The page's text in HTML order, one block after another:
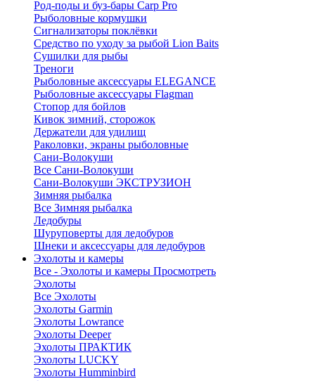
Род-поды и буз-бары Carp Pro
Рыболовные кормушки
Сигнализаторы поклёвки
Средство по уходу за рыбой Lion Baits
Сушилки для рыбы
Треноги
Рыболовные аксессуары ELEGANCE
Рыболовные аксессуары Flagman
Стопор для бойлов
Кивок зимний, сторожок
Держатели для удилищ
Раколовки, экраны рыболовные
Сани-Волокуши
Все Сани-Волокуши
Сани-Волокуши ЭКСТРУЗИОН
Зимняя рыбалка
Все Зимняя рыбалка
Ледобуры
Шуруповерты для ледобуров
Шнеки и аксессуары для ледобуров
Эхолоты и камеры
Все - Эхолоты и камеры Просмотреть
Эхолоты
Все Эхолоты
Эхолоты Garmin
Эхолоты Lowrance
Эхолоты Deeper
Эхолоты ПРАКТИК
Эхолоты LUCKY
Эхолоты Humminbird